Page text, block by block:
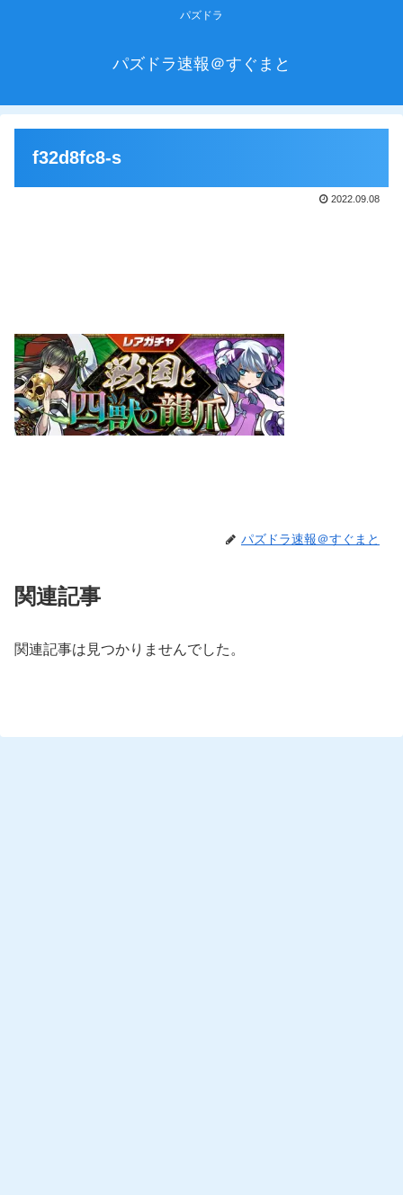
パズドラ
パズドラ速報＠すぐまと
f32d8fc8-s
2022.09.08
パズドラ速報＠すぐまと
関連記事
関連記事は見つかりませんでした。